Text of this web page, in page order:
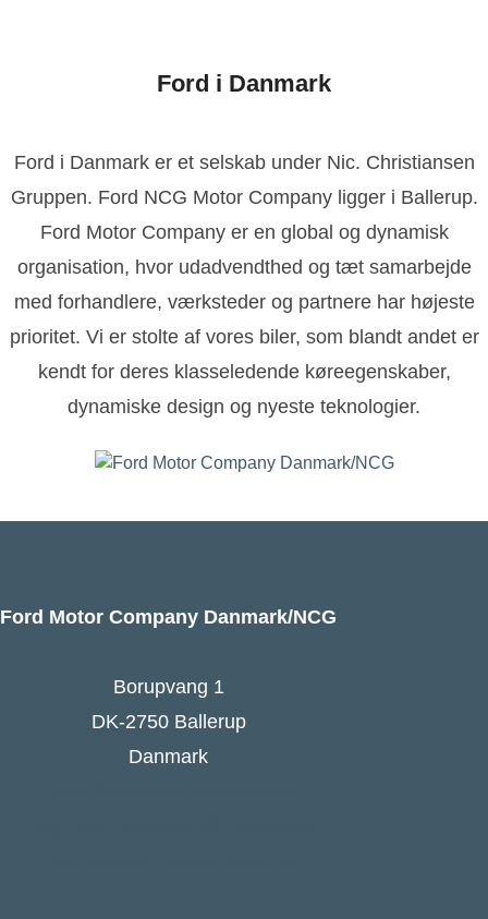
Ford i Danmark
Ford i Danmark er et selskab under Nic. Christiansen
Gruppen. Ford NCG Motor Company ligger i Ballerup.
Ford Motor Company er en global og dynamisk
organisation, hvor udadvendthed og tæt samarbejde
med forhandlere, værksteder og partnere har højeste
prioritet. Vi er stolte af vores biler, som blandt andet er
kendt for deres klasseledende køreegenskaber,
dynamiske design og nyeste teknologier.
Ford Motor Company Danmark/NCG
Borupvang 1
DK-2750 Ballerup
Danmark